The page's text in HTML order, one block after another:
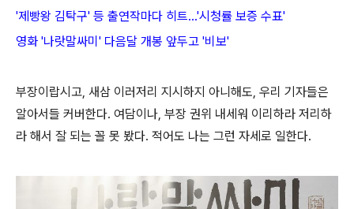
'제빵왕 김탁구' 등 출연작마다 히트…'시청률 보증 수표'
영화 '나랏말싸미' 다음달 개봉 앞두고 '비보'
부장이랍시고, 새삼 이러저리 지시하지 아니해도, 우리 기자들은
알아서들 커버한다. 여담이나, 부장 권위 내세워 이리하라 저리하
라 해서 잘 되는 꼴 못 봤다. 적어도 나는 그런 자세로 일한다.